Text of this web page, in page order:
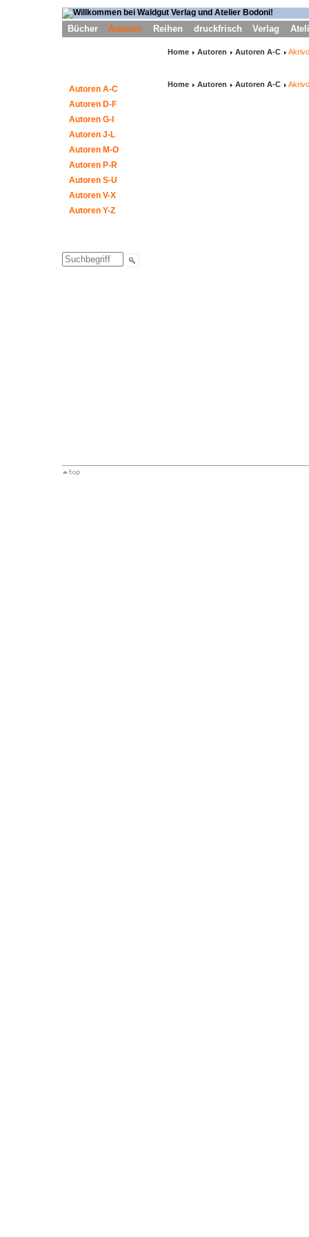
Bücher Autoren Reihen druckfrisch Verlag
Autoren A-C
Autoren D-F
Autoren G-I
Autoren J-L
Autoren M-O
Autoren P-R
Autoren S-U
Autoren V-X
Autoren Y-Z
Home Autoren Autoren A-C
Home Autoren Autoren A-C